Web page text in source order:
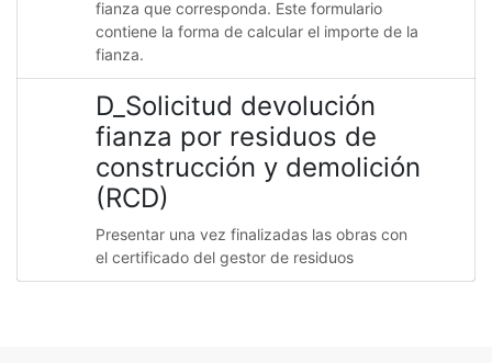
fianza que corresponda. Este formulario
contiene la forma de calcular el importe de la
fianza.
D_Solicitud devolución
fianza por residuos de
construcción y demolición
(RCD)
Presentar una vez finalizadas las obras con
el certificado del gestor de residuos